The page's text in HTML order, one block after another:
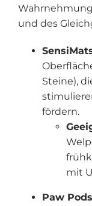
und des
Steine),
fördern.
mit
Paw Pods